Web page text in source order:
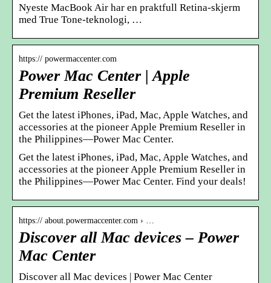
Nyeste MacBook Air har en praktfull Retina-skjerm
med True Tone-teknologi, …
https:// powermaccenter.com
Power Mac Center | Apple
Premium Reseller
Get the latest iPhones, iPad, Mac, Apple Watches, and
accessories at the pioneer Apple Premium Reseller in
the Philippines—Power Mac Center.
Get the latest iPhones, iPad, Mac, Apple Watches, and
accessories at the pioneer Apple Premium Reseller in
the Philippines—Power Mac Center. Find your deals!
https:// about.powermaccenter.com › …
Discover all Mac devices – Power
Mac Center
Discover all Mac devices | Power Mac Center